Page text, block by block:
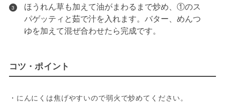
3
ほうれん草も加えて油がまわるまで炒め、①のス
パゲッティと茹で汁を入れます。バター、めんつ
ゆを加えて混ぜ合わせたら完成です。
コツ・ポイント
・にんにくは焦げやすいので弱火で炒めてください。